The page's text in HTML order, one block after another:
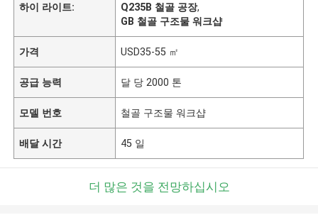
하이 라이트:
Q235B 철골 공장,
GB 철골 구조물 워크샵
가격 USD35-55 ㎡
공급 능력 달 당 2000 톤
모델 번호 철골 구조물 워크샵
배달 시간 45 일
더 많은 것을 전망하십시오